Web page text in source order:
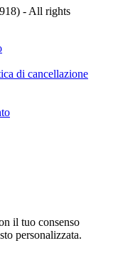
- All rights
di cancellazione
il tuo consenso
personalizzata.